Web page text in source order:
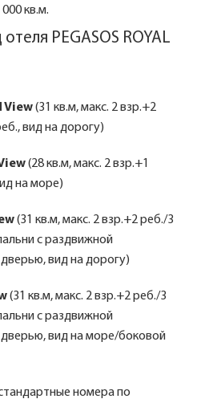
кв.м.
PEGASOS ROYAL
View(31 кв.м, макс. 2 взр.+2
вид на дорогу)
(28 кв.м, макс. 2 взр.+1
на море)
(31 кв.м, макс. 2 взр.+2 реб./3
с раздвижной
вид на дорогу)
(31 кв.м, макс. 2 взр.+2 реб./3
с раздвижной
вид на море/боковой
номера по